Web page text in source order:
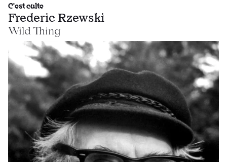
C'est culte
Frederic Rzewski
Wild Thing